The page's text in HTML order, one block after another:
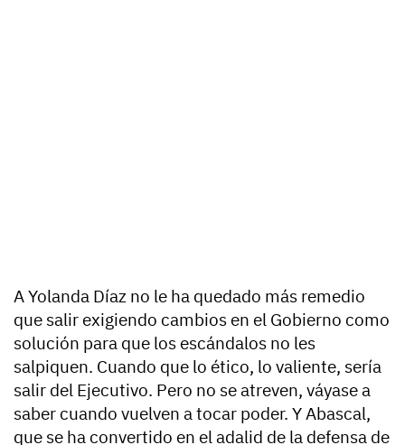
A Yolanda Díaz no le ha quedado más remedio
que salir exigiendo cambios en el Gobierno como
solución para que los escándalos no les
salpiquen. Cuando que lo ético, lo valiente, sería
salir del Ejecutivo. Pero no se atreven, váyase a
saber cuando vuelven a tocar poder. Y Abascal,
que se ha convertido en el adalid de la defensa de